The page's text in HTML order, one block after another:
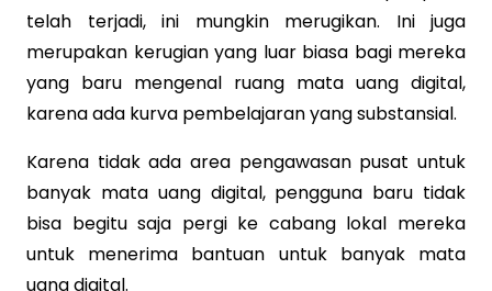
telah terjadi, ini mungkin merugikan. Ini juga
merupakan kerugian yang luar biasa bagi mereka
yang baru mengenal ruang mata uang digital,
karena ada kurva pembelajaran yang substansial.
Karena tidak ada area pengawasan pusat untuk
banyak mata uang digital, pengguna baru tidak
bisa begitu saja pergi ke cabang lokal mereka
untuk menerima bantuan untuk banyak mata
uang digital.